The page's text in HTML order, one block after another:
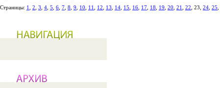
Страницы: 1 2 3 4 5 6 7 8 9 10 11 12 13 14 15 16 17 18 19 20 21 22 , 23, 24 25